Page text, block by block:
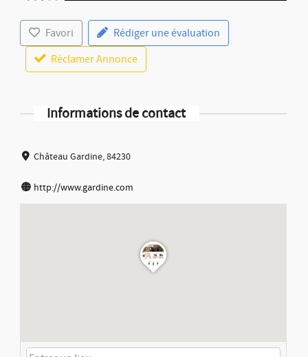
Favori
Rédiger une évaluation
Réclamer Annonce
Informations de contact
Château Gardine, 84230
http://www.gardine.com